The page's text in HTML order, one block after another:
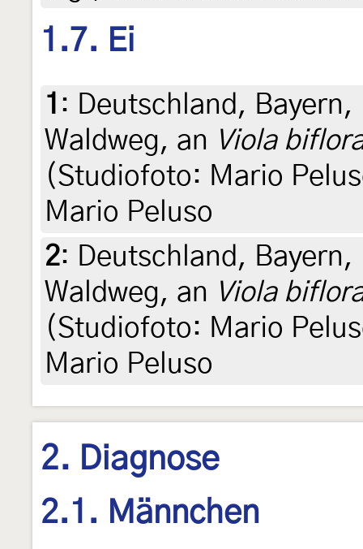
1.7. Ei
1 : Deutschland,
Waldweg, an Viola
(Studiofoto: Mario
Mario Peluso
2: Deutschland,
Waldweg, an Viola
(Studiofoto: Mario
Mario Peluso
2. Diagnose
2.1. Männchen